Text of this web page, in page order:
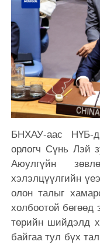
БНХАУ-аас НҮБ-д
орлогч Сүнь Лэй
Аюулгүйн
хэлэлцүүлгийн
олон талыг
холбоотой бөгөөд
төрийн шийдэлд
байгаа тул бүх